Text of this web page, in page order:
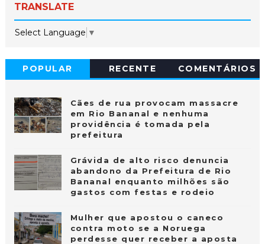
TRANSLATE
Select Language ▼
POPULAR RECENTE COMENTÁRIOS
Cães de rua provocam massacre
em Rio Bananal e nenhuma
providência é tomada pela
prefeitura
Grávida de alto risco denuncia
abandono da Prefeitura de Rio
Bananal enquanto milhões são
gastos com festas e rodeio
Mulher que apostou o caneco
contra moto se a Noruega
perdesse quer receber a aposta